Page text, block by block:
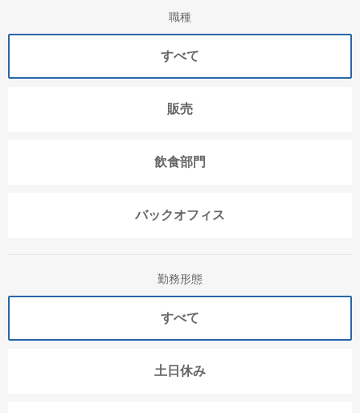
職種
すべて
販売
飲食部門
バックオフィス
勤務形態
すべて
土日休み